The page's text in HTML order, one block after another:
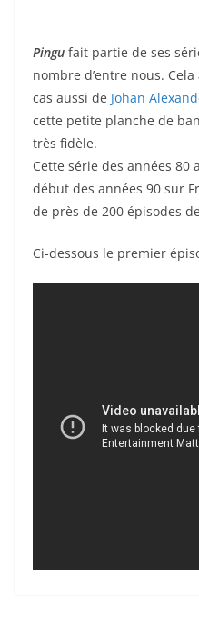
Pingu fait partie de ses
nombre d’entre nous.
cas aussi de Johan
cette petite planche de
très fidèle.
Cette série des années 80
début des années 90 sur
de près de 200 épisodes
Ci-dessous le premier